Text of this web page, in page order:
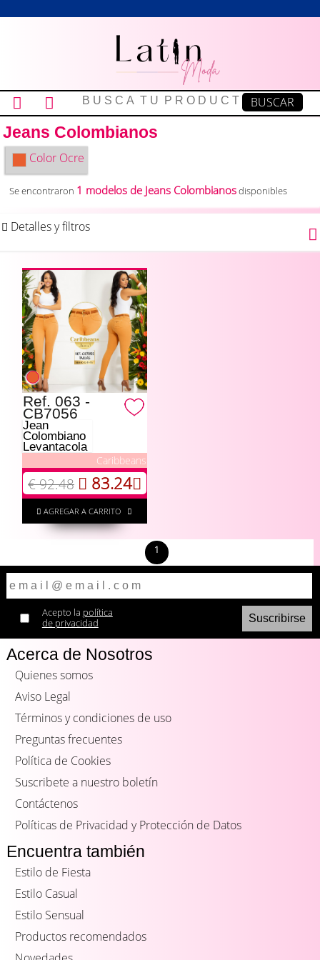
Jeans Colombianos
Color Ocre
Se encontraron 1 modelos de Jeans Colombianosdisponibles
Detalles y filtros
Ref. 063 -
CB7056
Jean
Colombiano
Levantacola
Caribbeans
€ 92.48 83.24
AGREGAR A CARRITO
1
Acepto la política
de privacidad
Acerca de Nosotros
Quienes somos
Aviso Legal
Términos y condiciones de uso
Preguntas frecuentes
Política de Cookies
Suscribete a nuestro boletín
Contáctenos
Políticas de Privacidad y Protección de Datos
Encuentra también
Estilo de Fiesta
Estilo Casual
Estilo Sensual
Productos recomendados